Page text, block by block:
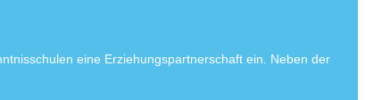
eine Erziehungspartnerschaft ein. Neben der